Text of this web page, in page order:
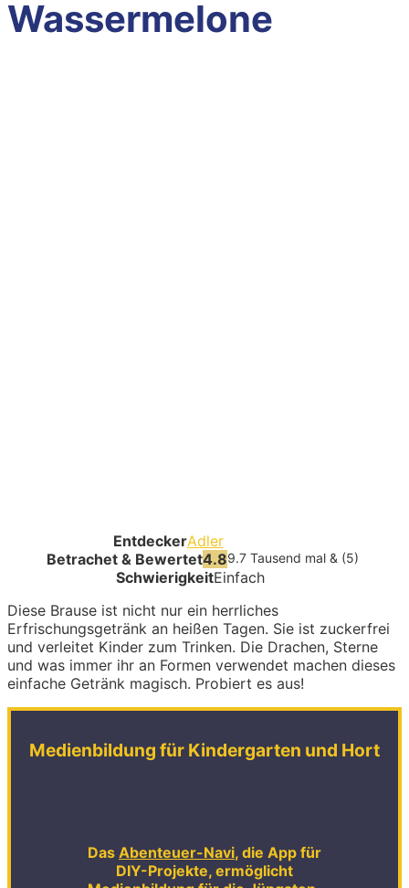
Wassermelone
EntdeckerAdler
Betrachet & Bewertet4.89.7 Tausend mal & (5)
SchwierigkeitEinfach
Diese Brause ist nicht nur ein herrliches
Erfrischungsgetränk an heißen Tagen. Sie ist zuckerfrei
und verleitet Kinder zum Trinken. Die Drachen, Sterne
und was immer ihr an Formen verwendet machen dieses
einfache Getränk magisch. Probiert es aus!
Medienbildung für Kindergarten und Hort
Das Abenteuer-Navi, die App für
DIY-Projekte, ermöglicht